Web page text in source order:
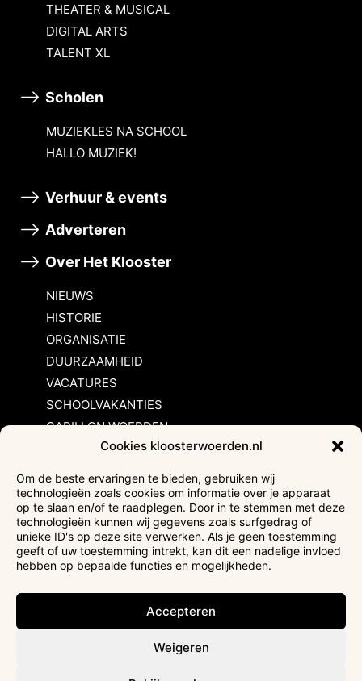
Cookies kloosterwoerden.nl
Om de beste ervaringen te bieden, gebruiken wij
technologieën zoals cookies om informatie over je apparaat
op te slaan en/of te raadplegen. Door in te stemmen met deze
technologieën kunnen wij gegevens zoals surfgedrag of
unieke ID's op deze site verwerken. Als je geen toestemming
geeft of uw toestemming intrekt, kan dit een nadelige invloed
hebben op bepaalde functies en mogelijkheden.
Accepteren
Weigeren
THEATER & MUSICAL
DIGITAL ARTS
TALENT XL
Scholen
MUZIEKLES NA SCHOOL
HALLO MUZIEK!
Verhuur & events
Adverteren
Over Het Klooster
NIEUWS
HISTORIE
ORGANISATIE
DUURZAAMHEID
VACATURES
SCHOOLVAKANTIES
CARILLON WOERDEN
Inschrijvingsvoorwaarden
Bezoekersvoorwaarden
Huurvoorwaarden
Privacyverklaring
Ticketverkoop